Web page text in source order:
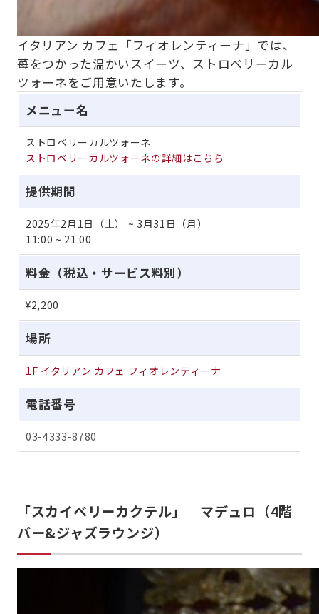
イタリアン カフェ「フィオレンティーナ」では、
苺をつかった温かいスイーツ、ストロベリーカル
ツォーネをご用意いたします。
メニュー名
ストロベリーカルツォーネ
ストロベリーカルツォーネの詳細はこちら
提供期間
2025年2月1日（土） ~ 3月31日（月）
11:00 ~ 21:00
料金（税込・サービス料別）
¥2,200
場所
1F イタリアン カフェ フィオレンティーナ
電話番号
03-4333-8780
「スカイベリーカクテル」 マデュロ（4階
バー&ジャズラウンジ）